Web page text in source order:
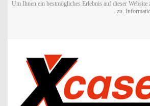
Um Ihnen ein bestmögliches Erlebnis auf dieser
zu.